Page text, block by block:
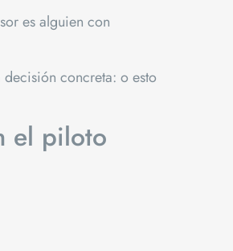
es alguien con
concreta: o esto
el piloto